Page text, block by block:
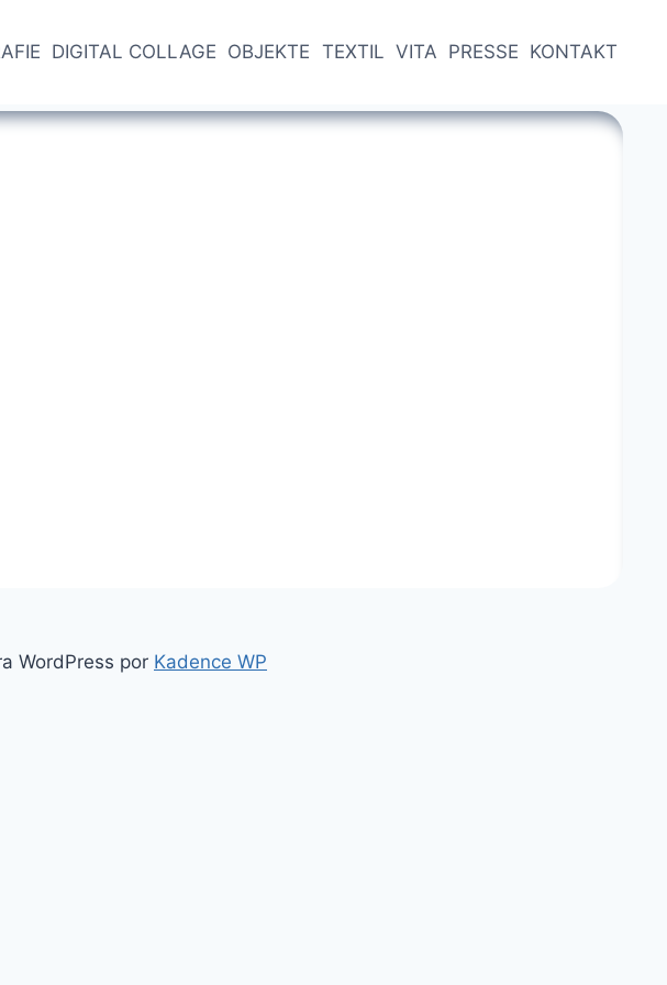
DIGITAL COLLAGE OBJEKTE TEXTIL VITA PRESSE KONTAKT
WordPress por Kadence WP